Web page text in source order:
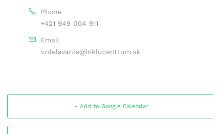
Phone
+421 949 004 911
Email
vzdelavanie@inklucentrum.sk
+ Add to Google Calendar